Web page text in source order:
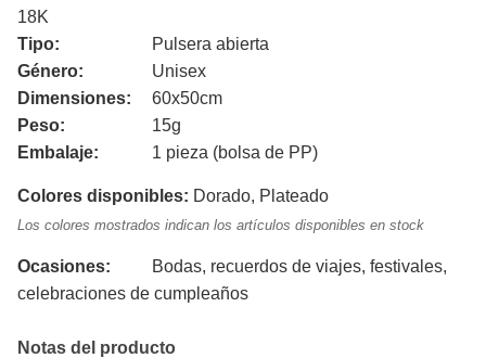
18K
Tipo:
Pulsera abierta
Género:
Unisex
Dimensiones:
60x50cm
Peso:
15g
Embalaje:
1 pieza (bolsa de PP)
Colores disponibles: Dorado, Plateado
Los colores mostrados indican los artículos disponibles en stock
Ocasiones:
Bodas, recuerdos de viajes, festivales,
celebraciones de cumpleaños
Notas del producto